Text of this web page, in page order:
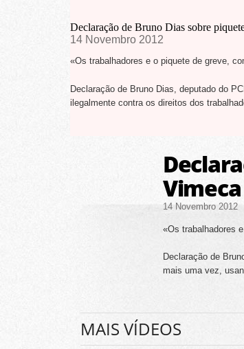
Declaração de Bruno Dias sobre
14 Novembro 2012
«Os trabalhadores e o piquete de greve,
Declaração de Bruno Dias, deputado do
ilegalmente contra os direitos dos
Vimeca
14 Novembro 2012
«Os trabalhadores
Declaração de
mais uma vez,
MAIS VÍDEOS